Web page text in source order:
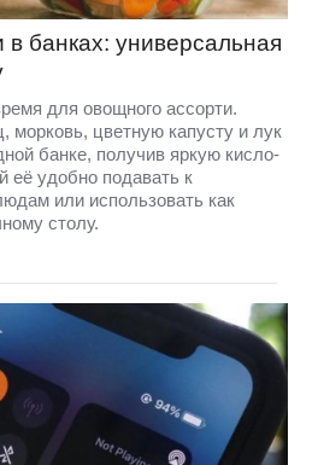
банках: универсальная
для овощного ассорти.
морковь, цветную капусту и лук
банке, получив яркую кисло-
её удобно подавать к
или использовать как
столу.